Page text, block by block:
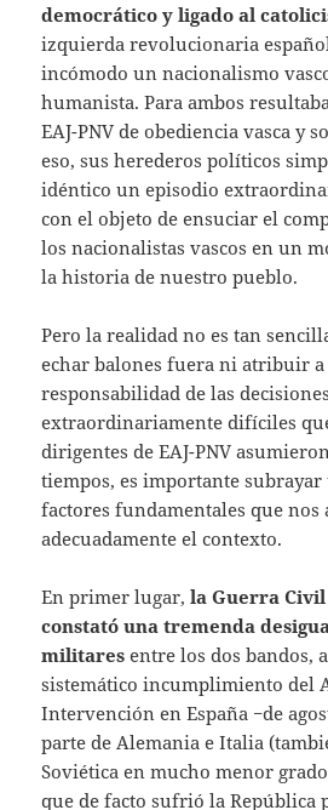
democrático y ligado al
izquierda revolucionaria
incómodo un nacionalismo
humanista. Para ambos
EAJ-PNV de obediencia vasca y
eso, sus herederos políticos
idéntico un episodio
con el objeto de ensuciar el
los nacionalistas vascos en un
la historia de nuestro pueblo.
Pero la realidad no es tan
echar balones fuera ni atribuir
responsabilidad de las decisiones
extraordinariamente difíciles
dirigentes de EAJ-PNV
tiempos, es importante subrayar
factores fundamentales que nos
adecuadamente el contexto.
En primer lugar,la Guerra
constató una tremenda
militares entre los dos bandos,
sistemático incumplimiento del
Intervención en España −de
parte de Alemania e Italia
Soviética en mucho menor
que de facto sufrió la República